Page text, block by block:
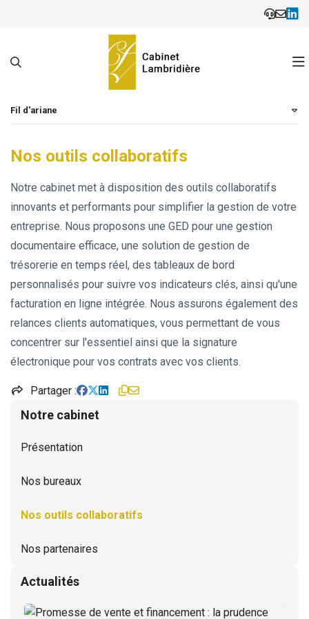
Notre cabinet
Présentation
Nos bureaux
Nos outils collaboratifs
Nos partenaires
Nos expertises
Création d'entreprise
Comptabilité et Fiscalité
RH et Paie
Juridique d’entreprise
Optimisation de la gestion d'entreprise
Pilotez vos réussites
Actualités
Actualités
Échéanciers
Simulateurs
Blog
Contact
Espace client
Fil d'ariane
Nos outils collaboratifs
Notre cabinet met à disposition des outils collaboratifs
innovants et performants pour simplifier la gestion de votre
entreprise. Nous proposons une GED pour une gestion
documentaire efficace, une solution de gestion de
trésorerie en temps réel, des tableaux de bord
personnalisés pour suivre vos indicateurs clés, ainsi qu'une
facturation en ligne intégrée. Nous assurons également des
relances clients automatiques, vous permettant de vous
concentrer sur l'essentiel ainsi que la signature
électronique pour vos contrats avec vos clients.
Partager
Notre cabinet
Présentation
Nos bureaux
Nos outils collaboratifs
Nos partenaires
Actualités